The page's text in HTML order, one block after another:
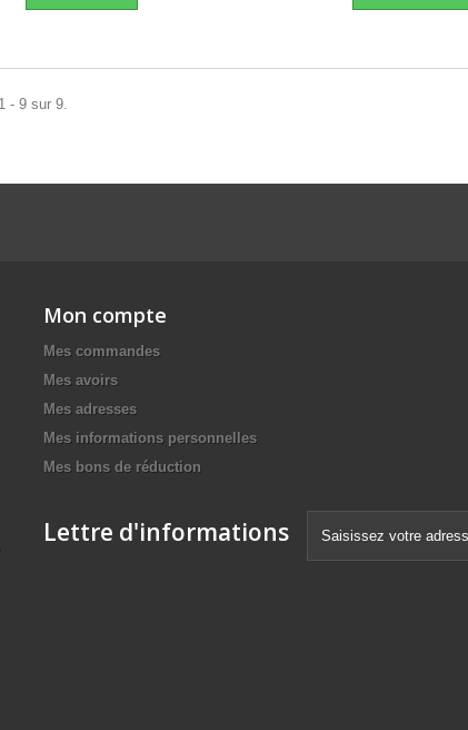
- 9 sur 9.
Mon compte
Mes commandes
Mes avoirs
Mes adresses
Mes informations personnelles
Mes bons de réduction
Lettre d'informations